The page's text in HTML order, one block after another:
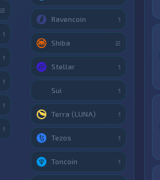
2
1
1
1
1
1
Ravencoin 1
Shiba 2
Stellar 1
Sui 1
Terra (LUNA) 1
Tezos 1
Toncoin 1